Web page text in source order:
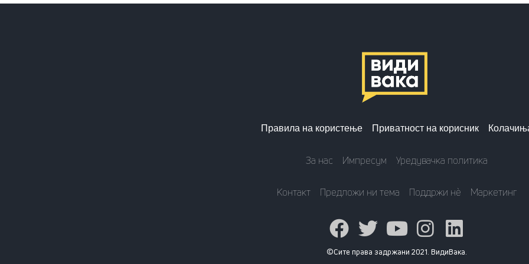
Правила на користење Приватност на корисник
За нас Импресум Уредувачка политика
Контакт Предложи ни тема Поддржи нè Маркетинг
©Сите права задржани 2021. ВидиВака.